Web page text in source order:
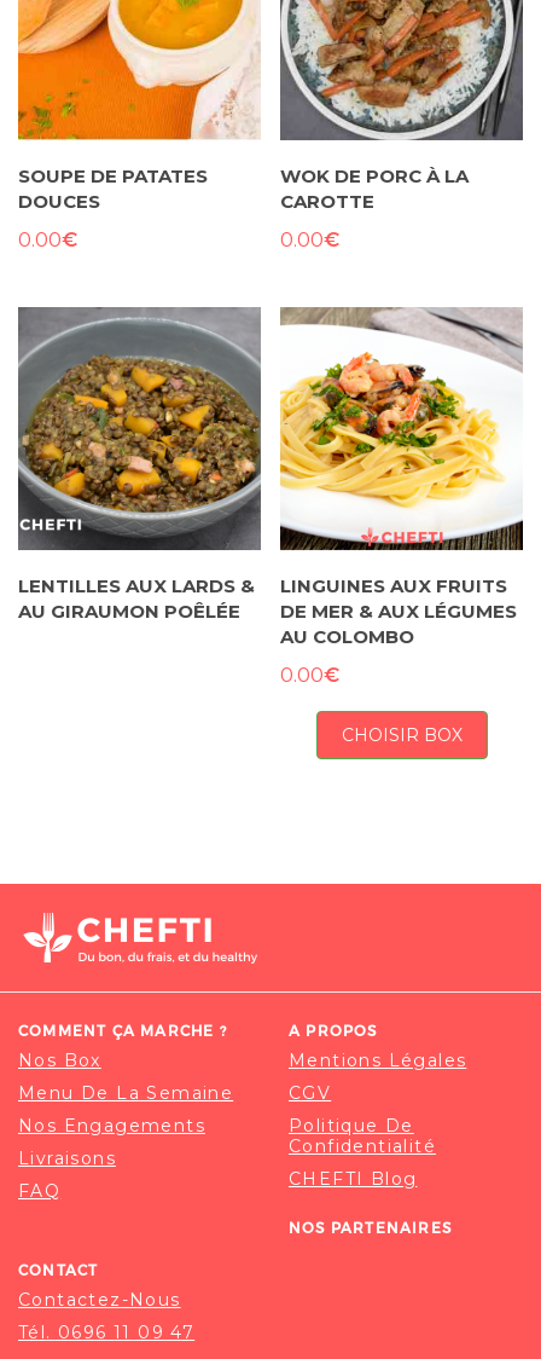
SOUPE DE PATATES
DOUCES
0.00€
WOK DE PORC À LA
CAROTTE
0.00€
LENTILLES AUX LARDS &
AU GIRAUMON POÊLÉE
LINGUINES AUX FRUITS
DE MER & AUX LÉGUMES
AU COLOMBO
0.00€
CHOISIR BOX
COMMENT ÇA MARCHE ?
Nos Box
Menu De La Semaine
Nos Engagements
Livraisons
FAQ
A PROPOS
Mentions Légales
CGV
Politique De
Confidentialité
CHEFTI Blog
NOS PARTENAIRES
CONTACT
Contactez-Nous
Tél. 0696 11 09 47